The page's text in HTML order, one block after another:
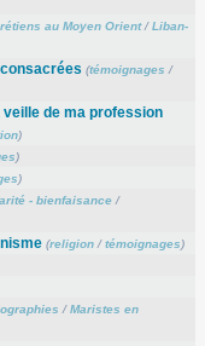
au Moyen Orient/Liban-
(témoignages /
veille de ma profession
)
)
)
- bienfaisance/
(religion/témoignages)
/Maristes en